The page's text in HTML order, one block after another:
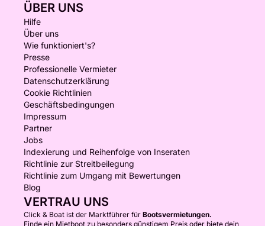
ÜBER UNS
Hilfe
Über uns
Wie funktioniert's?
Presse
Professionelle Vermieter
Datenschutzerklärung
Cookie Richtlinien
Geschäftsbedingungen
Impressum
Partner
Jobs
Indexierung und Reihenfolge von Inseraten
Richtlinie zur Streitbeilegung
Richtlinie zum Umgang mit Bewertungen
Blog
VERTRAU UNS
Click & Boat ist der Marktführer für Bootsvermietungen.
Finde ein Mietboot zu besonders günstigem Preis oder biete dein